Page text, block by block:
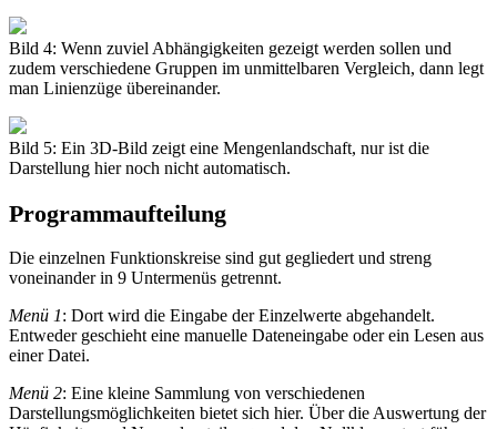
Bild 4: Wenn zuviel Abhängigkeiten gezeigt werden sollen und
zudem verschiedene Gruppen im unmittelbaren Vergleich, dann legt
man Linienzüge übereinander.
Bild 5: Ein 3D-Bild zeigt eine Mengenlandschaft, nur ist die
Darstellung hier noch nicht automatisch.
Programmaufteilung
Die einzelnen Funktionskreise sind gut gegliedert und streng
voneinander in 9 Untermenüs getrennt.
Menü 1: Dort wird die Eingabe der Einzelwerte abgehandelt.
Entweder geschieht eine manuelle Dateneingabe oder ein Lesen aus
einer Datei.
Menü 2: Eine kleine Sammlung von verschiedenen
Darstellungsmöglichkeiten bietet sich hier. Über die Auswertung der